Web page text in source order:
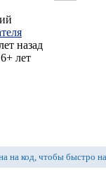
назад
лет
на код, чтобы быстро